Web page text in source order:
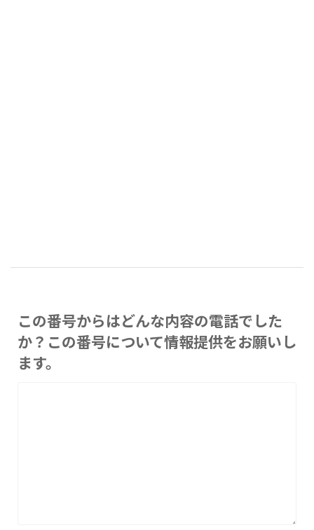
この番号からはどんな内容の電話でした
か？この番号について情報提供をお願いし
ます。